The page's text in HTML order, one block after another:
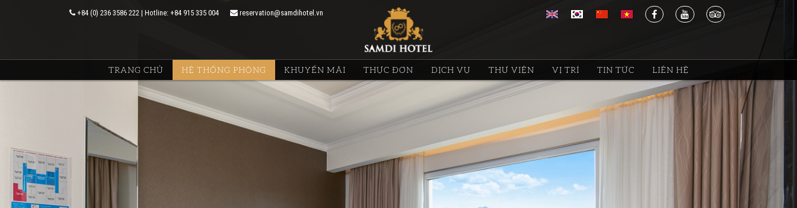
+84 (0) 236 3586 222 | Hotline: +84 915 335 004 reservation@samdihotel.vn
TRANG CHỦ HỆ THỐNG PHÒNG KHUYẾN MÃI THỰC ĐƠN DỊCH VỤ THƯ VIỆN VỊ TRÍ TIN TỨC LIÊN HỆ